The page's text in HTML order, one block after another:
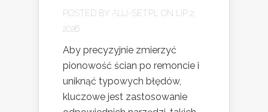
POSTED BY ALU-SET.PL
ON LIP 2,
2026
Aby precyzyjnie zmierzyć
pionowość ścian po remoncie i
uniknąć typowych błędów,
kluczowe jest zastosowanie